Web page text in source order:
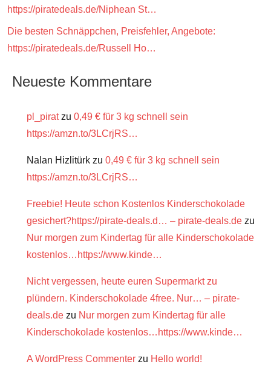
https://piratedeals.de/Niphean St…
Die besten Schnäppchen, Preisfehler, Angebote:
https://piratedeals.de/Russell Ho…
Neueste Kommentare
pl_piratzu 0,49 € für 3 kg schnell sein
https://amzn.to/3LCrjRS…
Nalan Hizlitürk zu 0,49 € für 3 kg schnell sein
https://amzn.to/3LCrjRS…
Freebie! Heute schon Kostenlos Kinderschokolade
gesichert?https://pirate-deals.d… – pirate-deals.de zu
Nur morgen zum Kindertag für alle Kinderschokolade
kostenlos…https://www.kinde…
Nicht vergessen, heute euren Supermarkt zu
plündern. Kinderschokolade 4free. Nur… – pirate-
deals.de zu Nur morgen zum Kindertag für alle
Kinderschokolade kostenlos…https://www.kinde…
A WordPress Commenter zu Hello world!